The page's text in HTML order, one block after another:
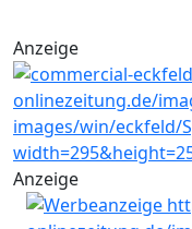
Anzeige
Anzeige